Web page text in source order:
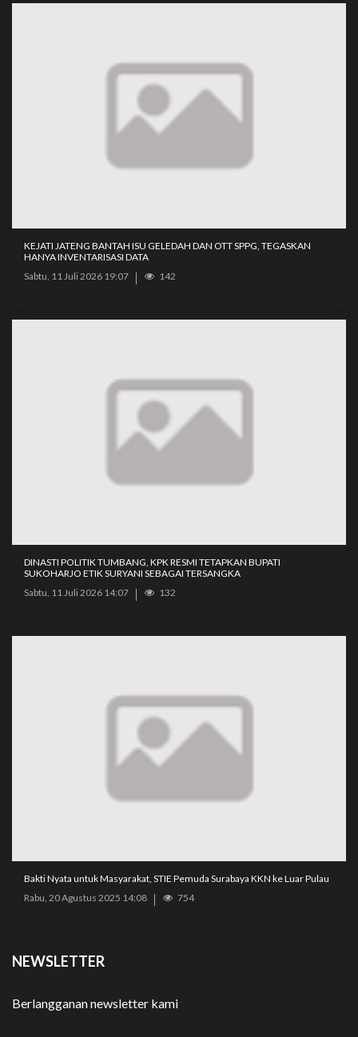
KEJATI JATENG BANTAH ISU GELEDAH DAN OTT SPPG, TEGASKAN
HANYA INVENTARISASI DATA
Sabtu, 11 Juli 2026 19:07
142
DINASTI POLITIK TUMBANG, KPK RESMI TETAPKAN BUPATI
SUKOHARJO ETIK SURYANI SEBAGAI TERSANGKA
Sabtu, 11 Juli 2026 14:07
132
Bakti Nyata untuk Masyarakat, STIE Pemuda Surabaya KKN ke Luar Pulau
Rabu, 20 Agustus 2025 14:08
754
NEWSLETTER
Berlangganan newsletter kami